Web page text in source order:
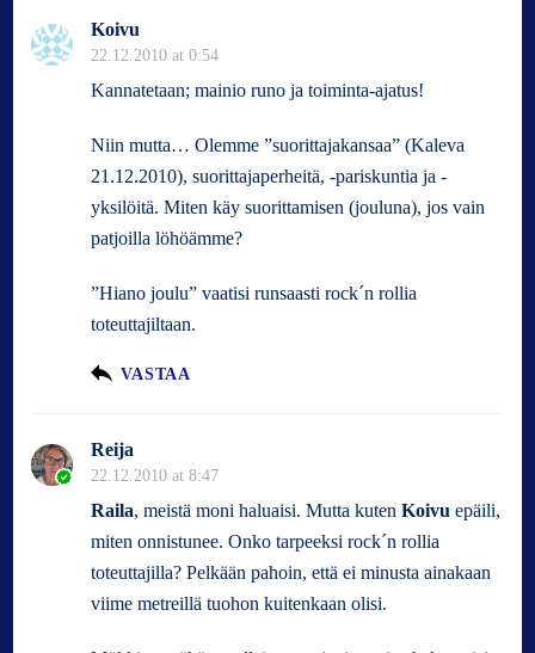
Koivu
22.12.2010 at 0:54
Kannatetaan; mainio runo ja toiminta-ajatus!
Niin mutta… Olemme ”suorittajakansaa” (Kaleva
21.12.2010), suorittajaperheitä, -pariskuntia ja -
yksilöitä. Miten käy suorittamisen (jouluna), jos vain
patjoilla löhöämme?
”Hiano joulu” vaatisi runsaasti rock´n rollia
toteuttajiltaan.
VASTAA
Reija
22.12.2010 at 8:47
Raila, meistä moni haluaisi. Mutta kutenKoivuepäili,
miten onnistunee. Onko tarpeeksi rock´n rollia
toteuttajilla? Pelkään pahoin, että ei minusta ainakaan
viime metreillä tuohon kuitenkaan olisi.